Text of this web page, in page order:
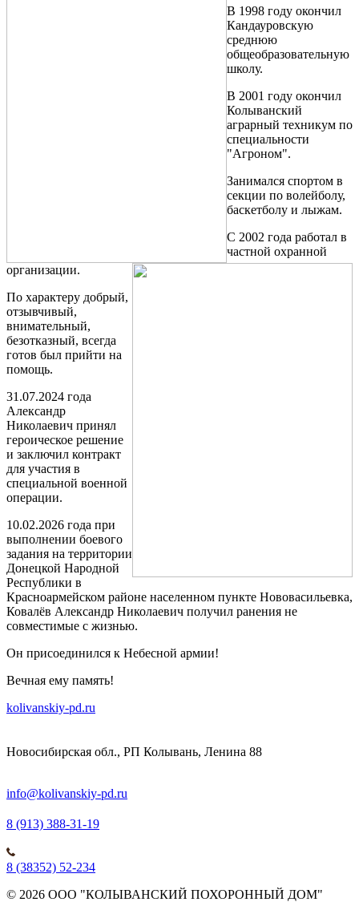
В 1998 году окончил
Кандауровскую
среднюю
общеобразовательную
школу.
В 2001 году окончил
Колыванский
аграрный техникум по
специальности
"Агроном".
Занимался спортом в
секции по волейболу,
баскетболу и лыжам.
С 2002 года работал в
частной охранной
организации.
По характеру добрый,
отзывчивый,
внимательный,
безотказный, всегда
готов был прийти на
помощь.
31.07.2024 года
Александр
Николаевич принял
героическое решение
и заключил контракт
для участия в
специальной военной
операции.
10.02.2026 года при
выполнении боевого
задания на территории
Донецкой Народной
Республики в
Красноармейском районе населенном пункте Нововасильевка,
Ковалёв Александр Николаевич получил ранения не
совместимые с жизнью.
Он присоединился к Небесной армии!
Вечная ему память!
kolivanskiy-pd.ru
Новосибирская обл., РП Колывань, Ленина 88
info@kolivanskiy-pd.ru
8 (913) 388-31-19
8 (38352) 52-234
© 2026 ООО "КОЛЫВАНСКИЙ ПОХОРОННЫЙ ДОМ"